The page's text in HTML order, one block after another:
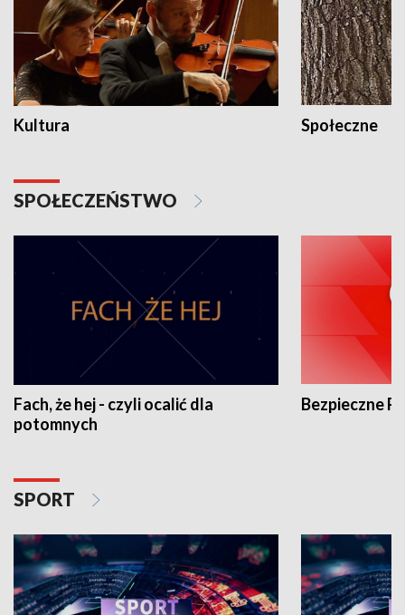
Kultura Społeczne
SPOŁECZEŃSTWO
Fach, że hej - czyli ocalić dla
potomnych
Bezpieczne
SPORT